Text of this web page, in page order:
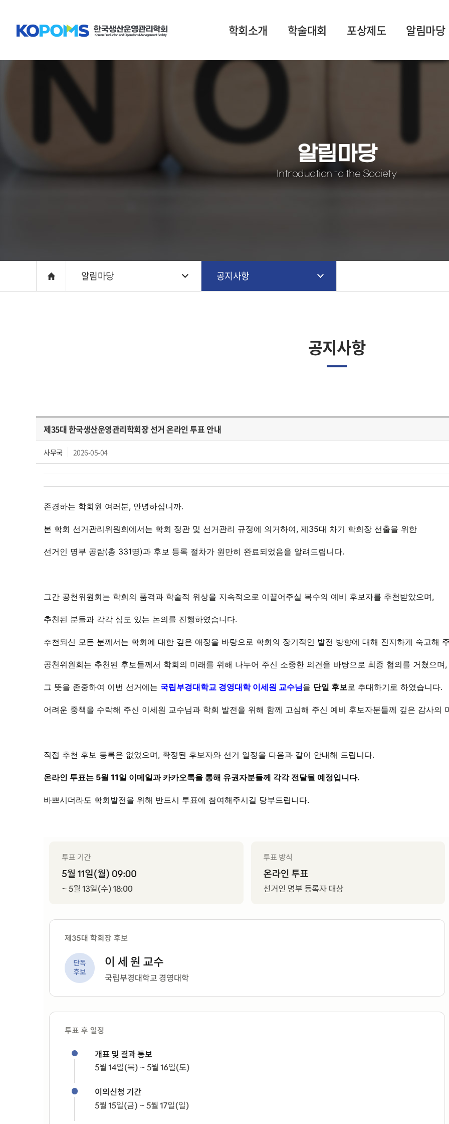
학회소개 학술대회 포상제도 알림마당
알림마당
Introduction to the Society
알림마당 공지사항
공지사항
제35대 한국생산운영관리학회장 선거 온라인 투표 안내
사무국 2026-05-04
존경하는 학회원 여러분, 안녕하십니까.
본 학회 선거관리위원회에서는 학회 정관 및 선거관리 규정에 의거하여, 제35대 차기 학회장 선출을 위한
선거인 명부 공람(총 331명)과 후보 등록 절차가 원만히 완료되었음을 알려드립니다.
그간 공천위원회는 학회의 품격과 학술적 위상을 지속적으로 이끌어주실 복수의 예비 후보자를 추천받았으며,
추천된 분들과 각각 심도 있는 논의를 진행하였습니다.
추천되신 모든 분께서는 학회에 대한 깊은 애정을 바탕으로 학회의 장기적인 발전 방향에 대해 진지하게 숙고해
공천위원회는 추천된 후보들께서 학회의 미래를 위해 나누어 주신 소중한 의견을 바탕으로 최종 협의를 거쳤으며,
그 뜻을 존중하여 이번 선거에는 국립부경대학교 경영대학 이세원 교수님을 단일 후보로 추대하기로 하였습니다.
어려운 중책을 수락해 주신 이세원 교수님과 학회 발전을 위해 함께 고심해 주신 예비 후보자분들께 깊은 감사의
직접 추천 후보 등록은 없었으며, 확정된 후보자와 선거 일정을 다음과 같이 안내해 드립니다.
온라인 투표는 5월 11일 이메일과 카카오톡을 통해 유권자분들께 각각 전달될 예정입니다.
바쁘시더라도 학회발전을 위해 반드시 투표에 참여해주시길 당부드립니다.